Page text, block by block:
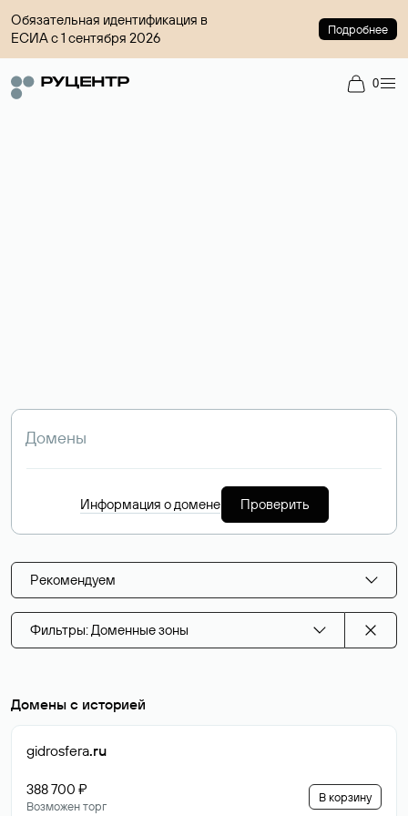
Обязательная идентификация в
ЕСИА с 1 сентября 2026
Подробнее
0
Информация о домене Проверить
Рекомендуем
Фильтры: Доменные зоны
Домены с историей
gidrosfera.ru
388 700 ₽
Возможен торг
В корзину